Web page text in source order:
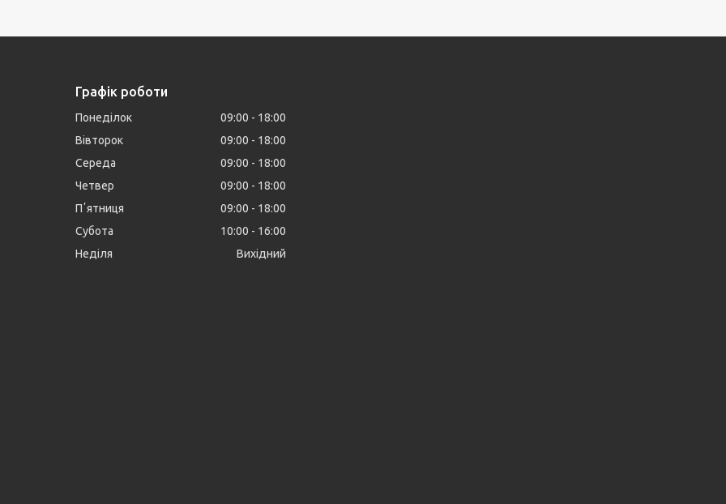
Графік роботи
Понеділок 09:00
18:00
Вівторок
09:00
18:00
Середа
09:00
18:00
Четвер
09:00
18:00
Пʼятниця
09:00
18:00
Субота
10:00
16:00
Неділя
Вихідний